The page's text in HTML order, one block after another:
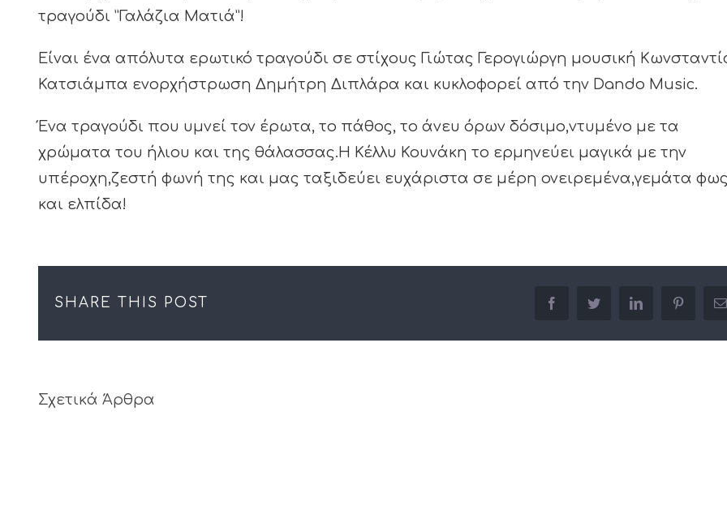
τραγούδι ”Γαλάζια Ματιά”!
Είναι ένα απόλυτα ερωτικό τραγούδι σε στίχους Γιώτας Γερογιώργη μουσική
Κατσιάμπα ενορχήστρωση Δημήτρη Διπλάρα και κυκλοφορεί από την Dando Music.
Ένα τραγούδι που υμνεί τον έρωτα, το πάθος, το άνευ όρων δόσιμο,ντυμένο με τα
χρώματα του ήλιου και της θάλασσας.Η Κέλλυ Κουνάκη το ερμηνεύει μαγικά με την
υπέροχη,ζεστή φωνή της και μας ταξιδεύει ευχάριστα σε μέρη ονειρεμένα,γεμάτα
και ελπίδα!
SHARE THIS POST facebooktwitter linkedin pinterest
Σχετικά Άρθρα